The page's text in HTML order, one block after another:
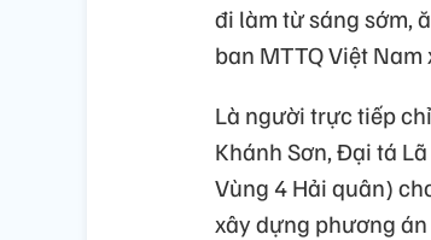
đi làm từ sáng sớm,
ban MTTQ Việt Nam
Là người trực tiếp
Khánh Sơn, Đại tá
Vùng 4 Hải quân)
xây dựng phương